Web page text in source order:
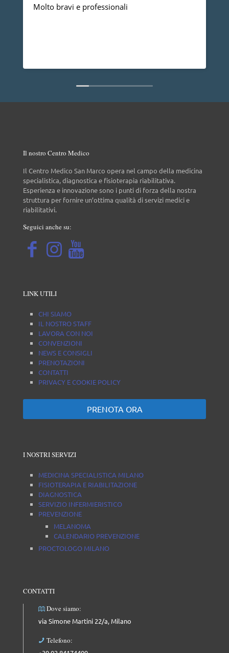
Devo ringraziare il Dott. Gherbaz, per la
Il nostro Centro Medico
Il Centro Medico San Marco opera nel campo della medicina
specialistica, diagnostica e fisioterapia riabilitativa.
Esperienza e innovazione sono i punti di forza della nostra
struttura per fornire un’ottima qualità di servizi medici e
riabilitativi.
Seguici anche su:
LINK UTILI
CHI SIAMO
IL NOSTRO STAFF
LAVORA CON NOI
CONVENZIONI
NEWS E CONSIGLI
PRENOTAZIONI
CONTATTI
PRIVACY E COOKIE POLICY
PRENOTA ORA
I NOSTRI SERVIZI
MEDICINA SPECIALISTICA MILANO
FISIOTERAPIA E RIABILITAZIONE
DIAGNOSTICA
SERVIZIO INFERMIERISTICO
PREVENZIONE
MELANOMA
CALENDARIO PREVENZIONE
PROCTOLOGO MILANO
CONTATTI
Dove siamo:
via Simone Martini 22/a, Milano
Telefono: